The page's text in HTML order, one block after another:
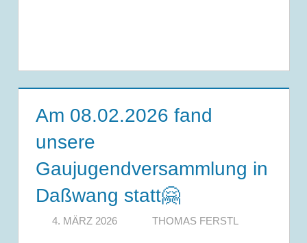
Am 08.02.2026 fand
unsere
Gaujugendversammlung in
Daßwang statt🤗
4. MÄRZ 2026 THOMAS FERSTL